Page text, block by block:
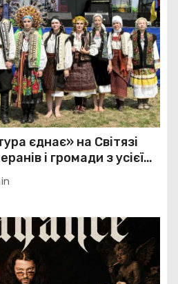
єднає» на Світязі
і громади з усієї